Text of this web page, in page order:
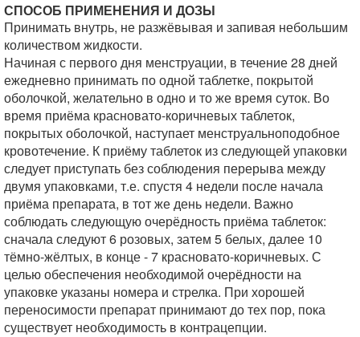
СПОСОБ ПРИМЕНЕНИЯ И ДОЗЫ
Принимать внутрь, не разжёвывая и запивая небольшим
количеством жидкости.
Начиная с первого дня менструации, в течение 28 дней
ежедневно принимать по одной таблетке, покрытой
оболочкой, желательно в одно и то же время суток. Во
время приёма красновато-коричневых таблеток,
покрытых оболочкой, наступает менструальноподобное
кровотечение. К приёму таблеток из следующей упаковки
следует приступать без соблюдения перерыва между
двумя упаковками, т.е. спустя 4 недели после начала
приёма препарата, в тот же день недели. Важно
соблюдать следующую очерёдность приёма таблеток:
сначала следуют 6 розовых, затем 5 белых, далее 10
тёмно-жёлтых, в конце - 7 красновато-коричневых. С
целью обеспечения необходимой очерёдности на
упаковке указаны номера и стрелка. При хорошей
переносимости препарат принимают до тех пор, пока
существует необходимость в контрацепции.